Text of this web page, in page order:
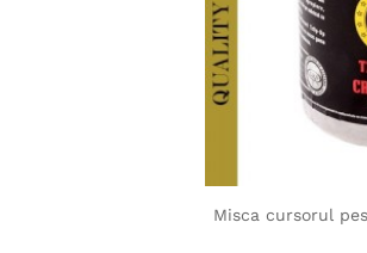
Misca cursorul